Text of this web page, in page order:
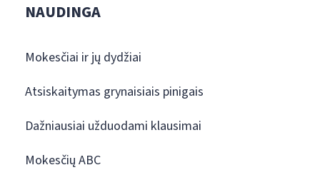
NAUDINGA
Mokesčiai ir jų dydžiai
Atsiskaitymas grynaisiais pinigais
Dažniausiai užduodami klausimai
Mokesčių ABC